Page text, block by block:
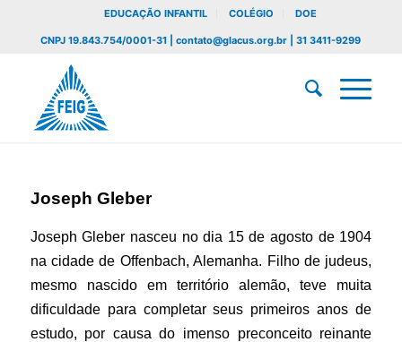
EDUCAÇÃO INFANTIL COLÉGIO DOE
CNPJ 19.843.754/0001-31 | contato@glacus.org.br | 31 3411-9299
Joseph Gleber
Joseph Gleber nasceu no dia 15 de agosto de 1904
na cidade de Offenbach, Alemanha. Filho de judeus,
mesmo nascido em território alemão, teve muita
dificuldade para completar seus primeiros anos de
estudo, por causa do imenso preconceito reinante